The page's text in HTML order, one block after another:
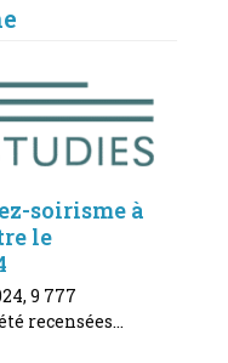
soirisme à
le
9 777
recensées…